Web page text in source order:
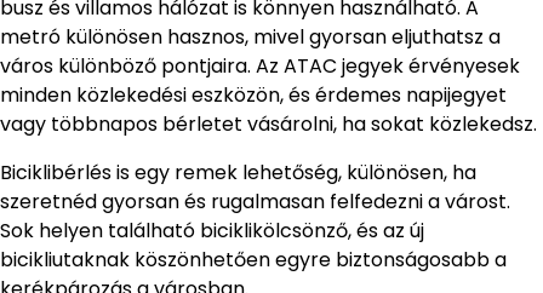
busz és villamos hálózat is könnyen használható. A
metró különösen hasznos, mivel gyorsan eljuthatsz a
város különböző pontjaira. Az ATAC jegyek érvényesek
minden közlekedési eszközön, és érdemes napijegyet
vagy többnapos bérletet vásárolni, ha sokat közlekedsz.
Biciklibérlés is egy remek lehetőség, különösen, ha
szeretnéd gyorsan és rugalmasan felfedezni a várost.
Sok helyen található biciklikölcsönző, és az új
bicikliutaknak köszönhetően egyre biztonságosabb a